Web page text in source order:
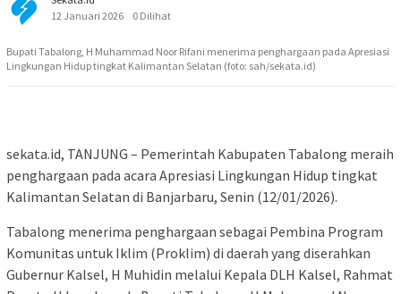
12 Januari 2026
0 Dilihat
Bupati Tabalong, H Muhammad Noor Rifani menerima penghargaan pada Apresiasi
Lingkungan Hidup tingkat Kalimantan Selatan (foto: sah/sekata.id)
sekata.id, TANJUNG – Pemerintah Kabupaten Tabalong meraih
penghargaan pada acara Apresiasi Lingkungan Hidup tingkat
Kalimantan Selatan di Banjarbaru, Senin (12/01/2026).
Tabalong menerima penghargaan sebagai Pembina Program
Komunitas untuk Iklim (Proklim) di daerah yang diserahkan
Gubernur Kalsel, H Muhidin melalui Kepala DLH Kalsel, Rahmat